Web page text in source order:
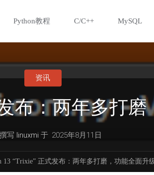
Python教程 C/C++ MySQL
布：两年多打
撰写 linuxmi 于 2025年8月11日
资讯
13 “Trixie” 正式发布：两年多打磨，功能全面升